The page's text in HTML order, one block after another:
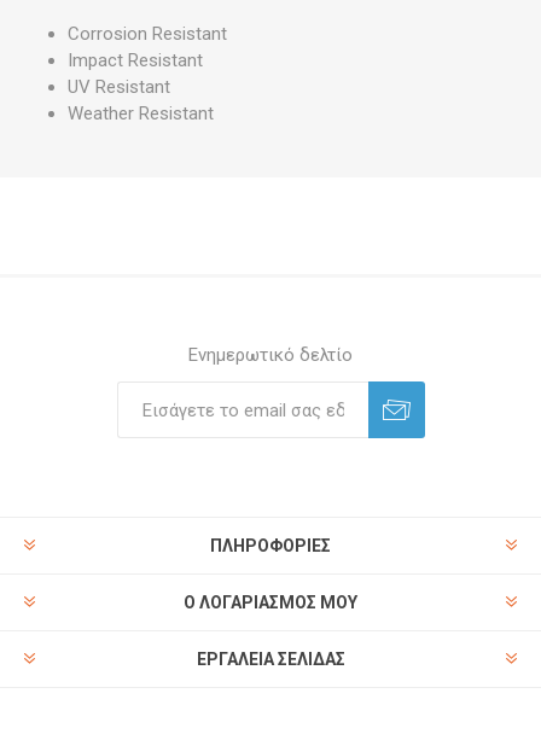
Corrosion Resistant
Impact Resistant
UV Resistant
Weather Resistant
Ενημερωτικό δελτίο
ΠΛΗΡΟΦΟΡΊΕΣ
Ο ΛΟΓΑΡΙΑΣΜΌΣ ΜΟΥ
ΕΡΓΑΛΕΊΑ ΣΕΛΊΔΑΣ